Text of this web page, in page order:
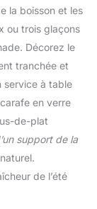
vous
avec
pouvez
qui
dans
à
avoir
les
et
à
Le
doit être
la boisson et les
ou trois glaçons
Décorez le
tranchée et
service à table
en verre
de-plat
support de la
de l’été